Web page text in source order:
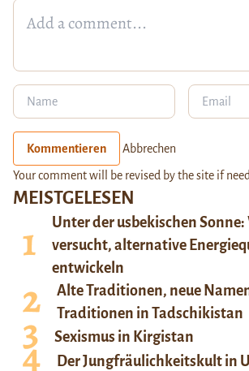
MEISTGELESEN
Unter der usbekischen
versucht, alternative
entwickeln
Alte Traditionen, neue
Traditionen in Tadschikistan
Sexismus in Kirgistan
Der Jungfräulichkeitskult in
Kommentieren Abbrechen
Your comment will be revised by the site if